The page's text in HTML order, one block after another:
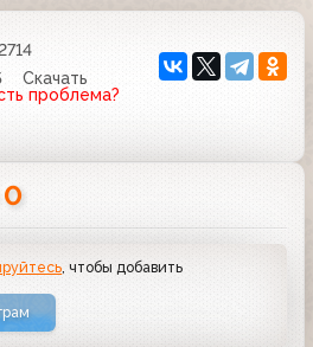
Скачать
проблема?
0
, чтобы добавить